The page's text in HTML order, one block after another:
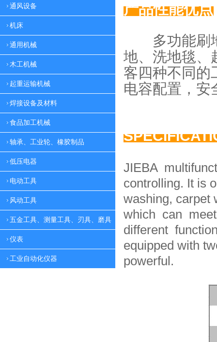
通风设备
机床
通用机械
木工机械
起重运输机械
焊接设备及材料
食品加工机械
轴承、工业轮、橡胶制品
低压电器
电动工具
风动工具
五金工具、测量工具、刃具、磨具
仪表
工业自动化仪器
产品性能优点
多功能刷地
地、 洗地毯、
客四种不同的
电容配置， 安
JIEBA
controlling. It is
washing, carpet
which can
different
equipped with
powerful.